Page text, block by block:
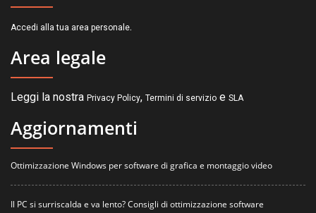
Accedi alla tua area personale.
Area legale
Leggi la nostra Privacy Policy, Termini di servizio e SLA
Aggiornamenti
Ottimizzazione Windows per software di grafica e montaggio video
Il PC si surriscalda e va lento? Consigli di ottimizzazione software